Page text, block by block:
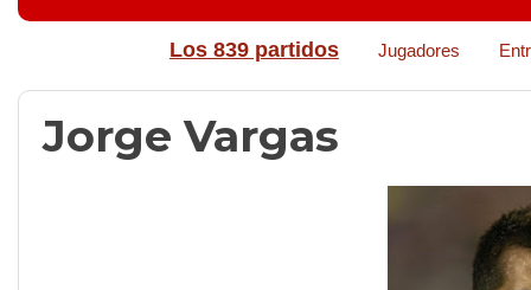
Los 839 partidos Jugadores
Jorge Vargas